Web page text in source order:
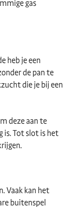
gas
heb je een
de pan te
die je bij een
deze aan te
is. Tot slot is het
Vaak kan het
buitenspel